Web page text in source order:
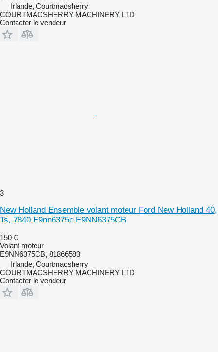
Irlande, Courtmacsherry
COURTMACSHERRY MACHINERY LTD
Contacter le vendeur
3
New Holland Ensemble volant moteur Ford New Holland 40,
Ts, 7840 E9nn6375c E9NN6375CB
150 €
Volant moteur
E9NN6375CB, 81866593
Irlande, Courtmacsherry
COURTMACSHERRY MACHINERY LTD
Contacter le vendeur